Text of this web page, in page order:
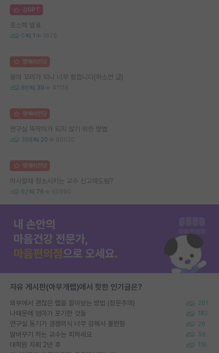
김GPT
포스텍 발표
0 1 1975
명예의전당
용의 꼬리가 되니 너무 힘듭니다(하소연 글)
86 39 41128
명예의전당
연구실 뚝딱이가 되지 않기 위한 방법
398 20 80020
명예의전당
이사할때 청소시키는 교수 신고해도됨?
92 76 60990
자유 게시판(아무개랩)에서 핫한 인기글은?
외부에서 괜찮은 랩을 알아보는 방법 (장문주의) 281
나때문에 엄마가 포기한 것들 182
연구실 동기가 경쟁의식 너무 강해서 불편함 26
말바꾸기 하는 교수는 피하세요 56
대학원 자퇴 2년 후 116